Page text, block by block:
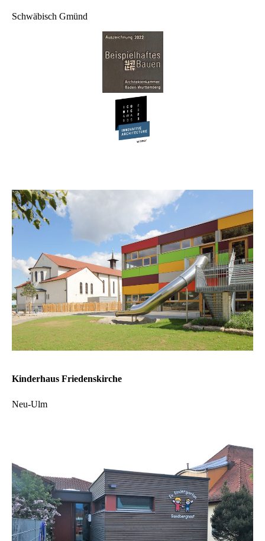
Schwäbisch Gmünd
Kinderhaus Friedenskirche
Neu-Ulm